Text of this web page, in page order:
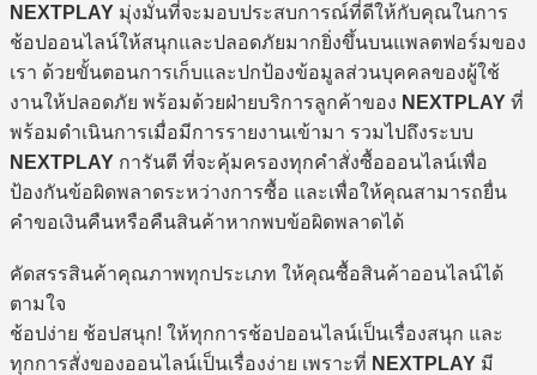
NEXTPLAY มุ่งมั่นที่จะมอบประสบการณ์ที่ดีให้กับคุณในการ
ช้อปออนไลน์ให้สนุกและปลอดภัยมากยิ่งขึ้นบนแพลตฟอร์มของ
เรา ด้วยขั้นตอนการเก็บและปกป้องข้อมูลส่วนบุคคลของผู้ใช้
งานให้ปลอดภัย พร้อมด้วยฝ่ายบริการลูกค้าของ NEXTPLAY ที่
พร้อมดำเนินการเมื่อมีการรายงานเข้ามา รวมไปถึงระบบ
NEXTPLAY การันตี ที่จะคุ้มครองทุกคำสั่งซื้อออนไลน์เพื่อ
ป้องกันข้อผิดพลาดระหว่างการซื้อ และเพื่อให้คุณสามารถยื่น
คำขอเงินคืนหรือคืนสินค้าหากพบข้อผิดพลาดได้
คัดสรรสินค้าคุณภาพทุกประเภท ให้คุณซื้อสินค้าออนไลน์ได้
ตามใจ
ช้อปง่าย ช้อปสนุก! ให้ทุกการช้อปออนไลน์เป็นเรื่องสนุก และ
ทุกการสั่งของออนไลน์เป็นเรื่องง่าย เพราะที่ NEXTPLAY มี